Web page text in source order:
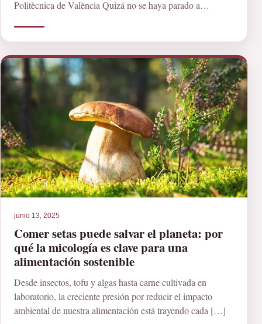
Politècnica de València Quizá no se haya parado a
junio 13, 2025
Comer setas puede salvar el planeta: por
qué la micología es clave para una
alimentación sostenible
Desde insectos, tofu y algas hasta carne cultivada en
laboratorio, la creciente presión por reducir el impacto
ambiental de nuestra alimentación está trayendo cada […]